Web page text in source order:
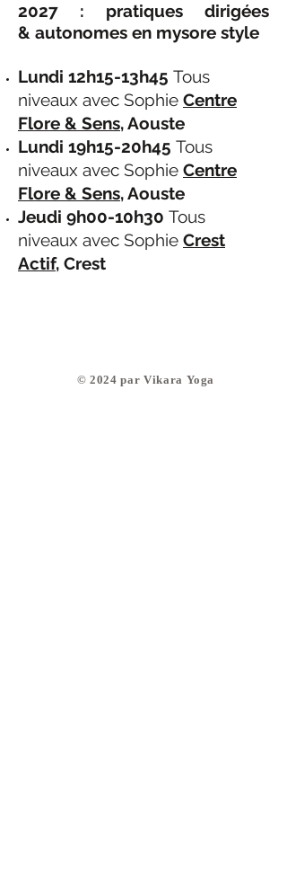
2027 : pratiques dirigées
& autonomes en mysore style
Lundi 12h15-13h45 Tous
niveaux avec Sophie Centre
Flore & Sens, Aouste
Lundi 19h15-20h45 Tous
niveaux avec Sophie Centre
Flore & Sens, Aouste
Jeudi 9h00-10h30 Tous
niveaux avec Sophie Crest
Actif, Crest
​© 2024 par Vikara Yoga